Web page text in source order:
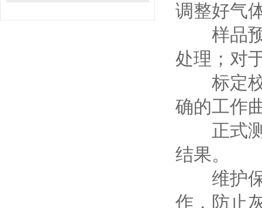
调整好气
样品预
处理；对
标定校
确的工作
正式测
结果。
维护保
作，防止